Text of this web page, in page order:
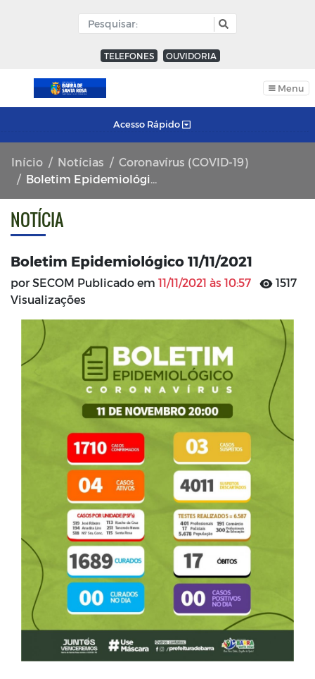
TELEFONES OUVIDORIA
Menu
Acesso Rápido
Início Notícias
Coronavírus (COVID-19)
Boletim Epidemiológico 11/11/2021
NOTÍCIA
Boletim Epidemiológico 11/11/2021
por SECOM Publicado em 11/11/2021 às 10:57
1517
Visualizações